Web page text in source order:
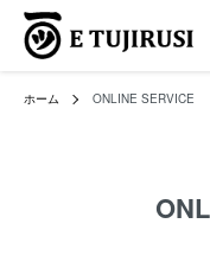
ホーム ONLINE SERVICE